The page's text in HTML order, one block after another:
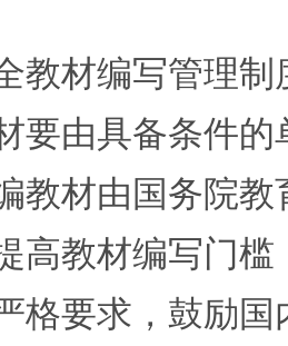
材编写管理制
要由具备条件
教材由国务院
高教材编写门
格要求，鼓励